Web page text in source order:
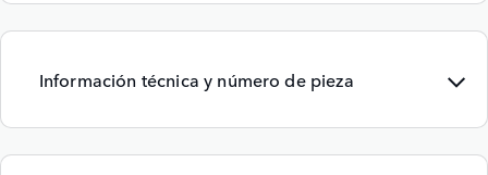
Información técnica y número de pieza